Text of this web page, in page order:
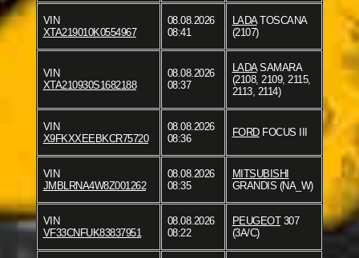
VIN
XTA219010K0554967
08.08.2026
08:41
LADATOSCANA
(2107)
VIN
XTA210930S1682188
08.08.2026
08:37
LADASAMARA
(2108, 2109, 2115,
2113, 2114)
VIN
X9FKXXEEBKCR75720
08.08.2026
08:36
FORDFOCUS III
VIN
JMBLRNA4W8Z001262
08.08.2026
08:35
MITSUBISHI
GRANDIS (NA_W)
VIN
VF33CNFUK83837951
08.08.2026
08:22
PEUGEOT307
(3A/C)